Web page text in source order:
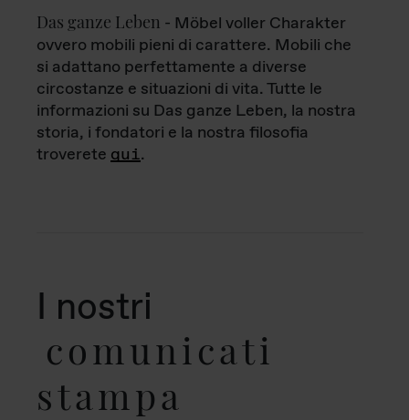
Das ganze Leben - Möbel voller Charakter
ovvero mobili pieni di carattere. Mobili che
si adattano perfettamente a diverse
circostanze e situazioni di vita. Tutte le
informazioni su Das ganze Leben, la nostra
storia, i fondatori e la nostra filosofia
troverete qui.
I nostri
comunicati
stampa